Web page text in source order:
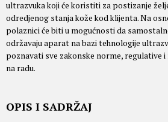
ultrazvuka koji će koristiti za postizanje
odredjenog stanja kože kod klijenta. Na
polaznici će biti u mogućnosti da
održavaju aparat na bazi tehnologije
poznavati sve zakonske norme, regulative
na radu.
OPIS I SADRŽAJ